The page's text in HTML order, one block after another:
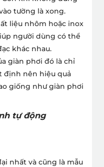
tường là xong.
liệu nhôm hoặc inox
người dùng có thể
khác nhau.
giàn phơi đó là chỉ
định nên hiệu quả
giống như giàn phơi
tự động
nhất và cũng là mẫu